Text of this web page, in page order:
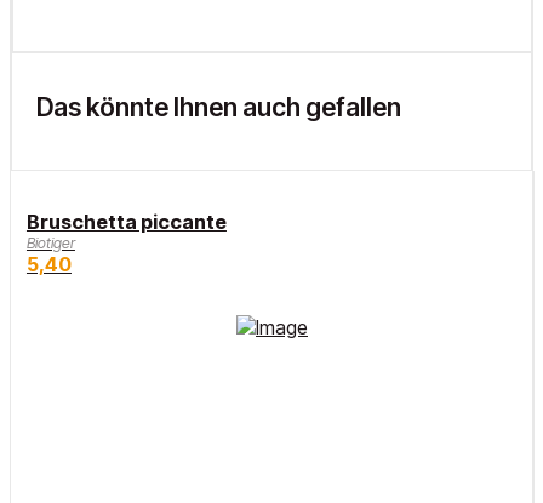
Das könnte Ihnen auch gefallen
Bruschetta piccante
Biotiger
5,40